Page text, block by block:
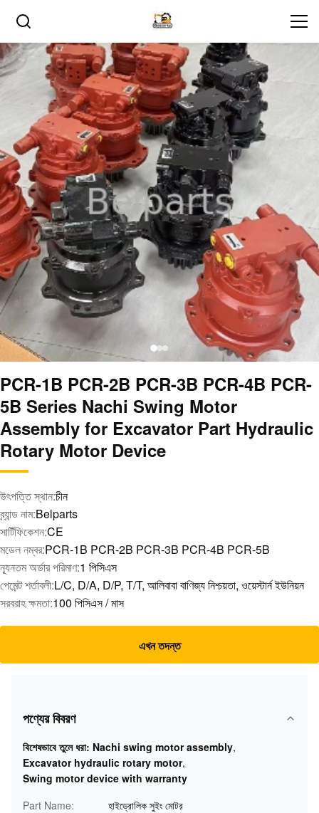
PCR-1B PCR-2B PCR-3B PCR-4B PCR-
5B Series Nachi Swing Motor
Assembly for Excavator Part Hydraulic
Rotary Motor Device
উৎপত্তি স্থান:চীন
ব্র্যান্ড নাম:Belparts
সার্টিফিকেশন:CE
মডেল নম্বর:PCR-1B PCR-2B PCR-3B PCR-4B PCR-5B
ন্যূনতম অর্ডার পরিমাণ:1 পিসিএস
পেমেন্ট শর্তাবলী:L/C, D/A, D/P, T/T, আলিবাবা বাণিজ্য নিশ্চয়তা, ওয়েস্টার্ন ইউনিয়ন
সরবরাহ ক্ষমতা:100 পিসিএস / মাস
এখন তদন্ত
পণ্যের বিবরণ
বিশেষভাবে তুলে ধরা: Nachi swing motor assembly,
Excavator hydraulic rotary motor,
Swing motor device with warranty
Part Name:
হাইড্রোলিক সুইং মোটর